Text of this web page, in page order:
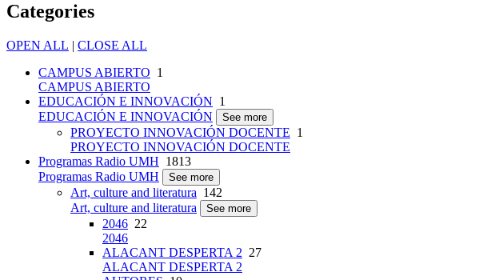
Categories
OPEN ALL | CLOSE ALL
CAMPUS ABIERTO 1
CAMPUS ABIERTO
EDUCACIÓN E INNOVACIÓN 1
EDUCACIÓN E INNOVACIÓN
See more
PROYECTO INNOVACIÓN DOCENTE 1
PROYECTO INNOVACIÓN DOCENTE
Programas Radio UMH 1813
Programas Radio UMH
See more
Art, culture and literatura 142
Art, culture and literatura
See more
2046 22
2046
ALACANT DESPERTA 2 27
ALACANT DESPERTA 2